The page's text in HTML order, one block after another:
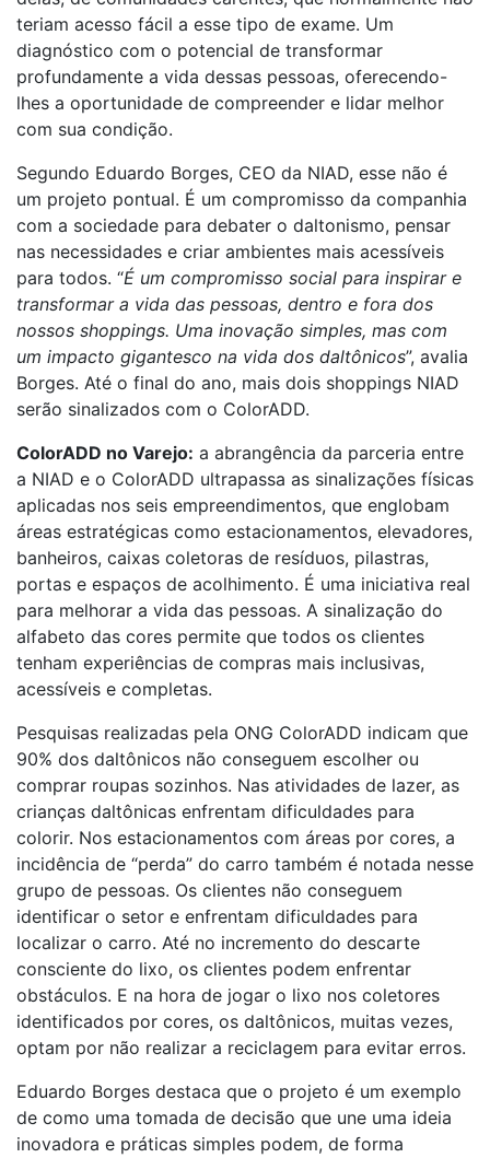
teriam acesso fácil a esse tipo de exame. Um
diagnóstico com o potencial de transformar
profundamente a vida dessas pessoas, oferecendo-
lhes a oportunidade de compreender e lidar melhor
com sua condição.
Segundo Eduardo Borges, CEO da NIAD, esse não é
um projeto pontual. É um compromisso da companhia
com a sociedade para debater o daltonismo, pensar
nas necessidades e criar ambientes mais acessíveis
para todos. “É um compromisso social para inspirar e
transformar a vida das pessoas, dentro e fora dos
nossos shoppings. Uma inovação simples, mas com
um impacto gigantesco na vida dos daltônicos”, avalia
Borges. Até o final do ano, mais dois shoppings NIAD
serão sinalizados com o ColorADD.
ColorADD no Varejo: a abrangência da parceria entre
a NIAD e o ColorADD ultrapassa as sinalizações físicas
aplicadas nos seis empreendimentos, que englobam
áreas estratégicas como estacionamentos, elevadores,
banheiros, caixas coletoras de resíduos, pilastras,
portas e espaços de acolhimento. É uma iniciativa real
para melhorar a vida das pessoas. A sinalização do
alfabeto das cores permite que todos os clientes
tenham experiências de compras mais inclusivas,
acessíveis e completas.
Pesquisas realizadas pela ONG ColorADD indicam que
90% dos daltônicos não conseguem escolher ou
comprar roupas sozinhos. Nas atividades de lazer, as
crianças daltônicas enfrentam dificuldades para
colorir. Nos estacionamentos com áreas por cores, a
incidência de “perda” do carro também é notada nesse
grupo de pessoas. Os clientes não conseguem
identificar o setor e enfrentam dificuldades para
localizar o carro. Até no incremento do descarte
consciente do lixo, os clientes podem enfrentar
obstáculos. E na hora de jogar o lixo nos coletores
identificados por cores, os daltônicos, muitas vezes,
optam por não realizar a reciclagem para evitar erros.
Eduardo Borges destaca que o projeto é um exemplo
de como uma tomada de decisão que une uma ideia
inovadora e práticas simples podem, de forma